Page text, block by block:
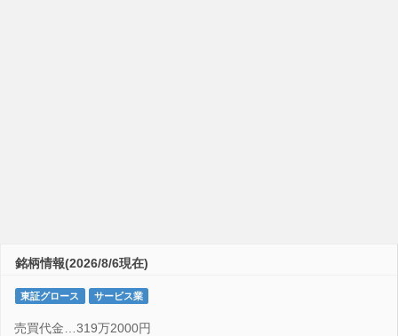
銘柄情報(2026/8/6現在)
東証グロース サービス業
売買代金…319万2000円